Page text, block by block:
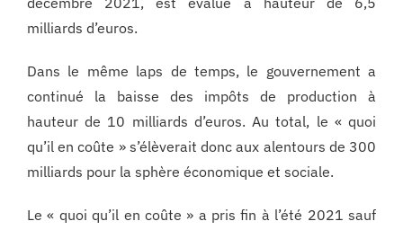
milliards d’euros.
Dans le même laps de temps, le gouvernement a
continué la baisse des impôts de production à
hauteur de 10 milliards d’euros. Au total, le « quoi
qu’il en coûte » s’élèverait donc aux alentours de 300
milliards pour la sphère économique et sociale.
Le « quoi qu’il en coûte » a pris fin à l’été 2021 sauf